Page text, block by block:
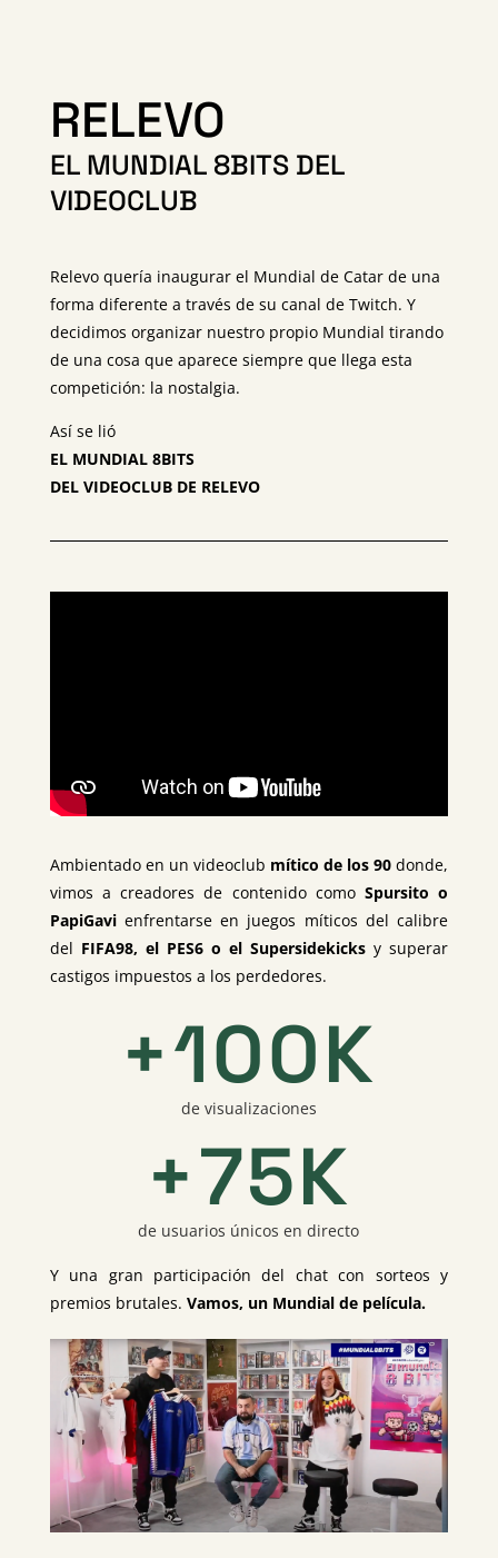
RELEVO
EL MUNDIAL 8BITS DEL
VIDEOCLUB
Relevo quería inaugurar el Mundial de Catar de una
forma diferente a través de su canal de Twitch. Y
decidimos organizar nuestro propio Mundial tirando
de una cosa que aparece siempre que llega esta
competición: la nostalgia.
Así se lió
EL MUNDIAL 8BITS
DEL VIDEOCLUB DE RELEVO
Ambientado en un videoclub mítico de los 90 donde,
vimos a creadores de contenido como Spursito o
PapiGavienfrentarse en juegos míticos del calibre
del FIFA98, el PES6 o el Supersidekicks y superar
castigos impuestos a los perdedores.
+100K
de visualizaciones
+75K
de usuarios únicos en directo
Y una gran participación del chat con sorteos y
premios brutales. Vamos, un Mundial de película.